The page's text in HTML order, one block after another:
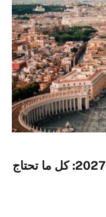
دليل تصريح الإقامة في إيطاليا 2027: كل ما تحتاج